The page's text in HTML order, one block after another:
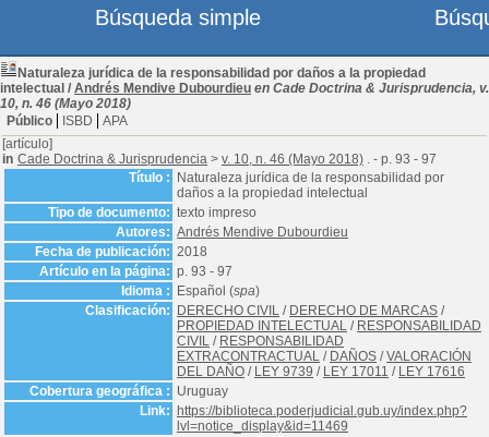
Naturaleza jurídica de la responsabilidad por daños a la propiedad
intelectual / Andrés Mendive Dubourdieu en Cade Doctrina & Jurisprudencia, v.
10, n. 46 (Mayo 2018)
Público
ISBD
APA
[artículo]
in Cade Doctrina & Jurisprudencia > v. 10, n. 46 (Mayo 2018) . - p. 93 - 97
Título :
Naturaleza jurídica de la responsabilidad por
daños a la propiedad intelectual
Tipo de documento: texto impreso
Autores: Andrés Mendive Dubourdieu
Fecha de publicación: 2018
Artículo en la página: p. 93 - 97
Idioma :
Español (spa)
Clasificación:
DERECHO CIVIL / DERECHO DE MARCAS /
PROPIEDAD INTELECTUAL / RESPONSABILIDAD
CIVIL / RESPONSABILIDAD
EXTRACONTRACTUAL / DAÑOS /VALORACIÓN
DEL DAÑO / LEY 9739 / LEY 17011 / LEY 17616
Cobertura geográfica : Uruguay
Link:
https://biblioteca.poderjudicial.gub.uy/index.php?
lvl=notice_display&id=11469
Búsqueda simple